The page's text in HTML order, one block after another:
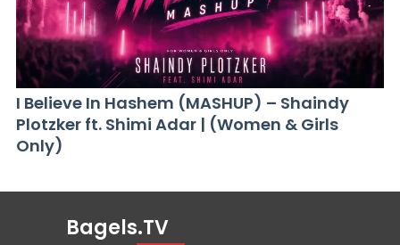
I Believe In Hashem (MASHUP) – Shaindy
Plotzker ft. Shimi Adar | (Women & Girls
Only)
Bagels.TV